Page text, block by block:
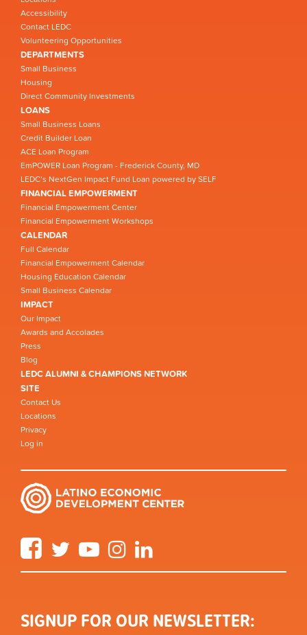
Accessibility
Contact LEDC
Volunteering Opportunities
DEPARTMENTS
Small Business
Housing
Direct Community Investments
LOANS
Small Business Loans
Credit Builder Loan
ACE Loan Program
EmPOWER Loan Program - Frederick County, MD
LEDC’s NextGen Impact Fund Loan powered by SELF
FINANCIAL EMPOWERMENT
Financial Empowerment Center
Financial Empowerment Workshops
CALENDAR
Full Calendar
Financial Empowerment Calendar
Housing Education Calendar
Small Business Calendar
IMPACT
Our Impact
Awards and Accolades
Press
Blog
LEDC ALUMNI & CHAMPIONS NETWORK
SITE
Contact Us
Locations
Privacy
Log in
FacebookTwitter YouTube Instagram
SIGNUP FOR OUR NEWSLETTER: